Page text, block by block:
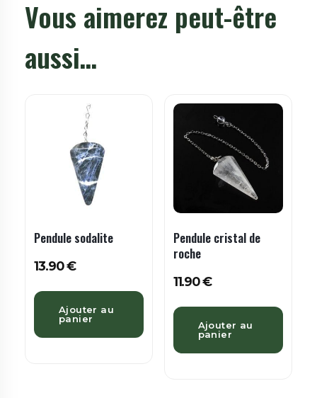
Vous aimerez peut-être
aussi…
Pendule sodalite
13.90€
Ajouter au
panier
Pendule cristal de
roche
11.90€
Ajouter au
panier